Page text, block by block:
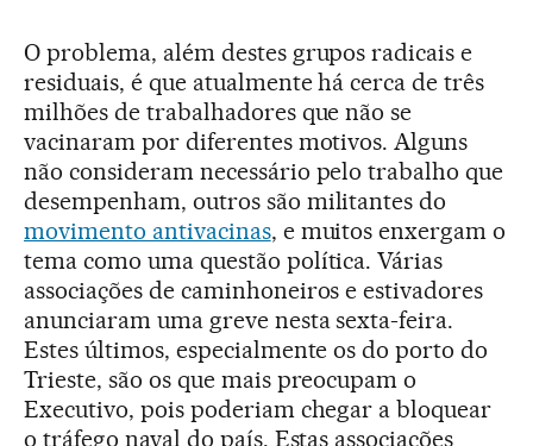
O problema, além destes grupos radicais e
residuais, é que atualmente há cerca de três
milhões de trabalhadores que não se
vacinaram por diferentes motivos. Alguns
não consideram necessário pelo trabalho que
desempenham, outros são militantes do
movimento antivacinas, e muitos enxergam o
tema como uma questão política. Várias
associações de caminhoneiros e estivadores
anunciaram uma greve nesta sexta-feira.
Estes últimos, especialmente os do porto do
Trieste, são os que mais preocupam o
Executivo, pois poderiam chegar a bloquear
o tráfego naval do país. Estas associações